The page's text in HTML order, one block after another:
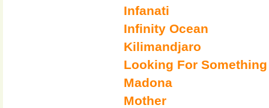
Infanati
Infinity Ocean
Kilimandjaro
Looking For Something
Madona
Mother